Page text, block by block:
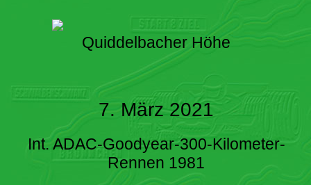
Quiddelbacher Höhe
7. März 2021
Int. ADAC-Goodyear-300-Kilometer-
Rennen 1981